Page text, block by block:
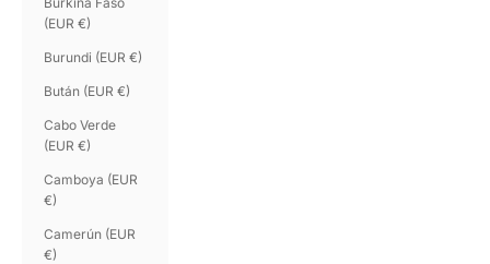
(EUR €)
Burundi (EUR €)
Bután (EUR €)
Cabo Verde
(EUR €)
Camboya (EUR
€)
Camerún (EUR
€)